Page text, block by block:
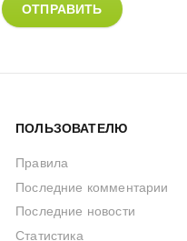
ОТПРАВИТЬ
ПОЛЬЗОВАТЕЛЮ
Правила
Последние комментарии
Последние новости
Статистика